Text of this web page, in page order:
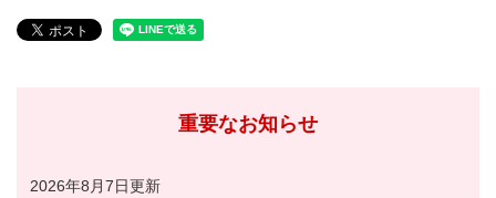
重要なお知らせ
2026年8月7日更新